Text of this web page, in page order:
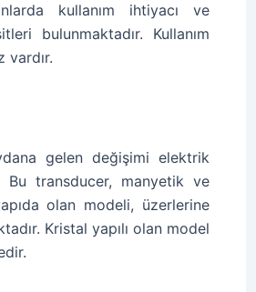
kullanım ihtiyacı ve
bulunmaktadır. Kullanım
vardır.
gelen değişimi elektrik
transducer, manyetik ve
olan modeli, üzerlerine
Kristal yapılı olan model